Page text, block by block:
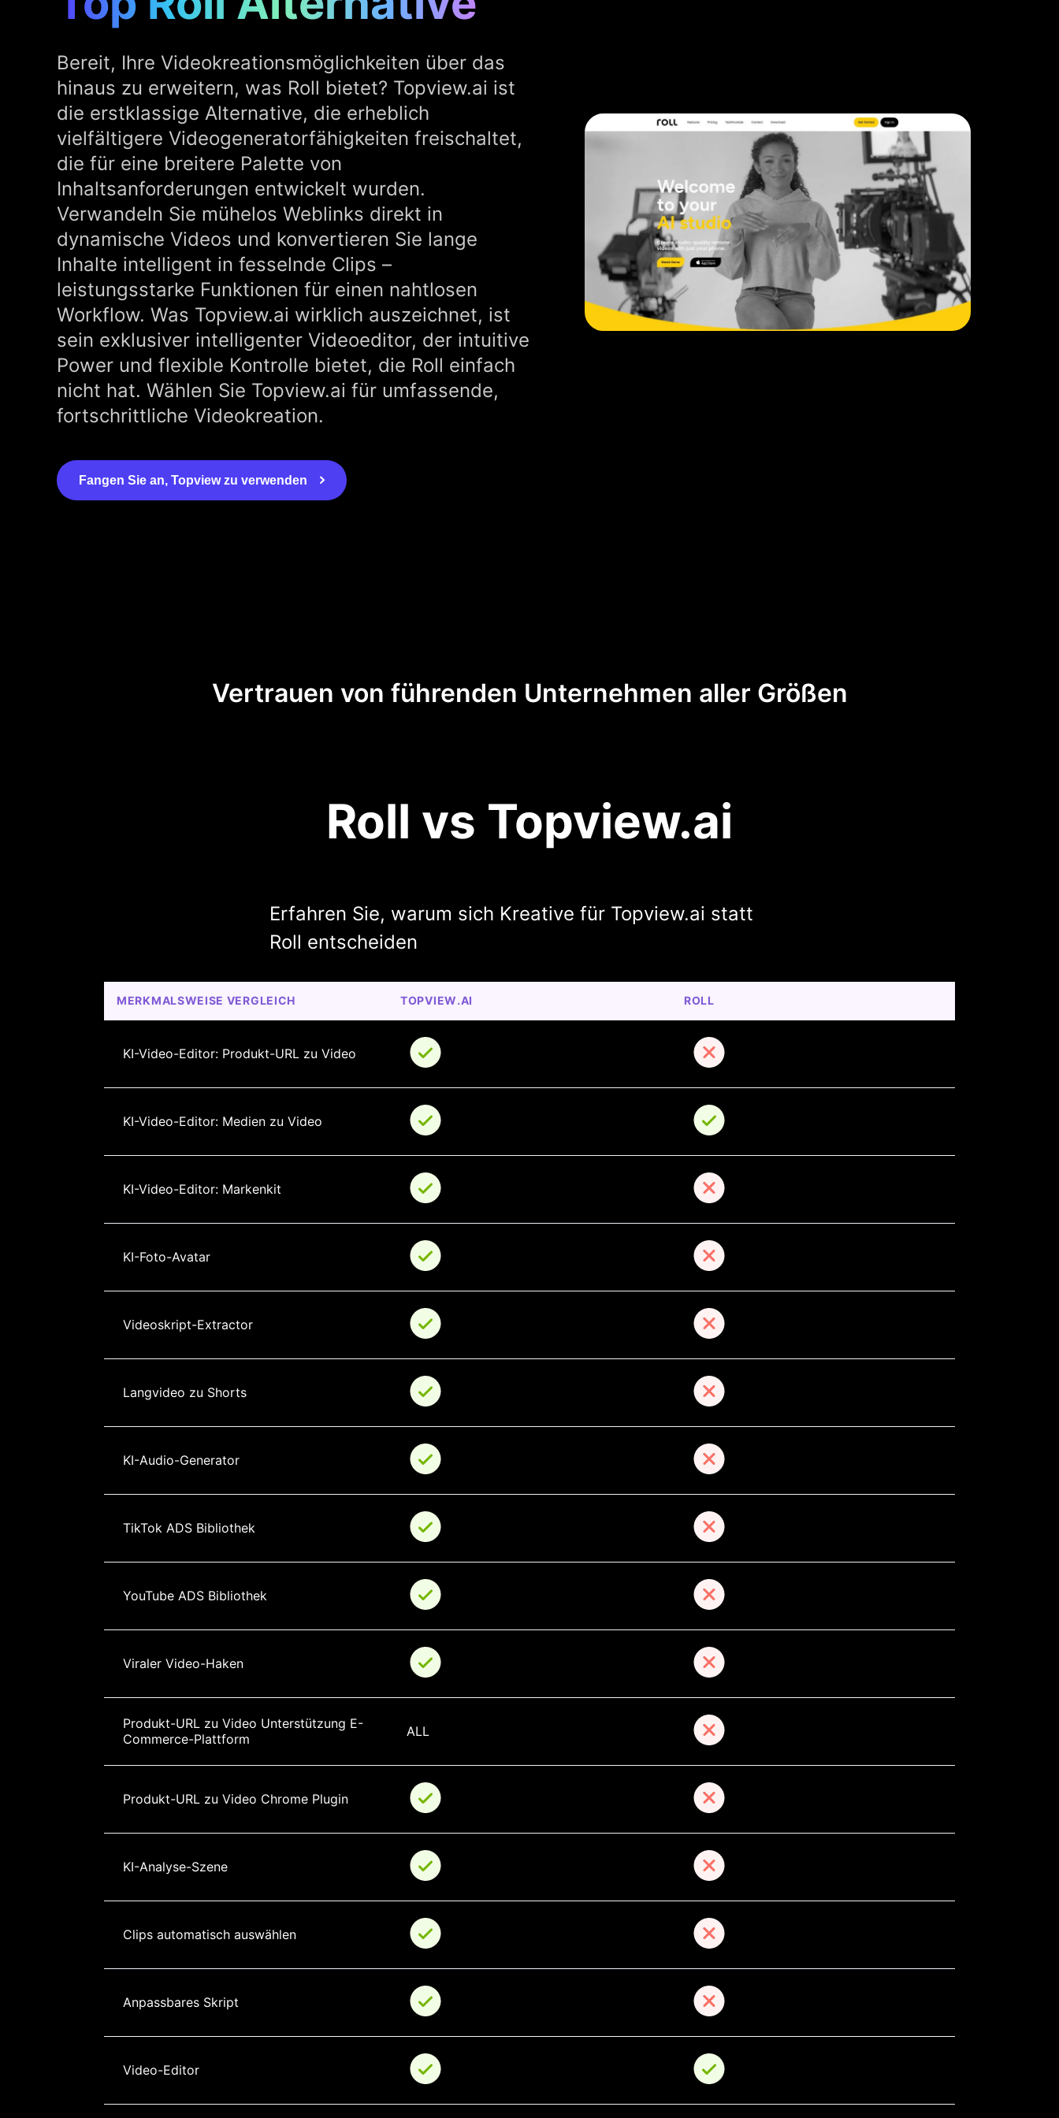
Bereit, Ihre Videokreationsmöglichkeiten über das
hinaus zu erweitern, was Roll bietet? Topview.ai ist
die erstklassige Alternative, die erheblich
vielfältigere Videogeneratorfähigkeiten freischaltet,
die für eine breitere Palette von
Inhaltsanforderungen entwickelt wurden.
Verwandeln Sie mühelos Weblinks direkt in
dynamische Videos und konvertieren Sie lange
Inhalte intelligent in fesselnde Clips –
leistungsstarke Funktionen für einen nahtlosen
Workflow. Was Topview.ai wirklich auszeichnet, ist
sein exklusiver intelligenter Videoeditor, der intuitive
Power und flexible Kontrolle bietet, die Roll einfach
nicht hat. Wählen Sie Topview.ai für umfassende,
fortschrittliche Videokreation.
Fangen Sie an, Topview zu verwenden
Vertrauen von führenden Unternehmen aller Größen
Roll vs Topview.ai
Erfahren Sie, warum sich Kreative für Topview.ai statt
Roll entscheiden
MERKMALSWEISE VERGLEICH TOPVIEW.AI ROLL
KI-Video-Editor: Produkt-URL zu Video
KI-Video-Editor: Medien zu Video
KI-Video-Editor: Markenkit
KI-Foto-Avatar
Videoskript-Extractor
Langvideo zu Shorts
KI-Audio-Generator
TikTok ADS Bibliothek
YouTube ADS Bibliothek
Viraler Video-Haken
Produkt-URL zu Video Unterstützung E-
Commerce-Plattform
ALL
Produkt-URL zu Video Chrome Plugin
KI-Analyse-Szene
Clips automatisch auswählen
Anpassbares Skript
Video-Editor